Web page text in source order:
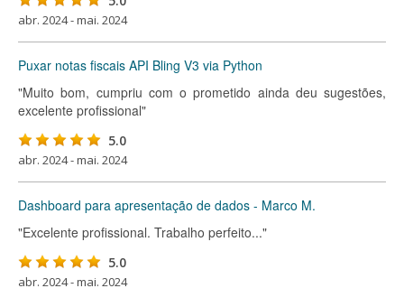
abr. 2024 - mai. 2024
Puxar notas fiscais API Bling V3 via Python
"Muito bom, cumpriu com o prometido ainda deu sugestões,
excelente profissional"
5.0
abr. 2024 - mai. 2024
Dashboard para apresentação de dados - Marco M.
"Excelente profissional. Trabalho perfeito..."
5.0
abr. 2024 - mai. 2024